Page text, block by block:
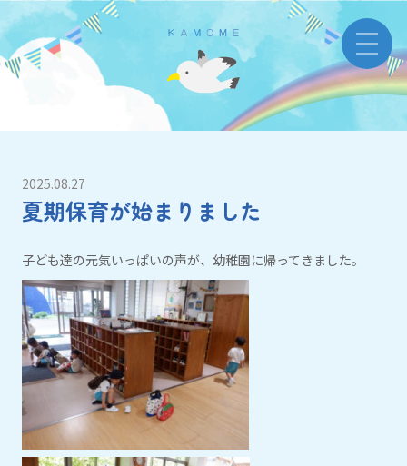
2025.08.27
夏期保育が始まりました
子ども達の元気いっぱいの声が、幼稚園に帰ってきました。